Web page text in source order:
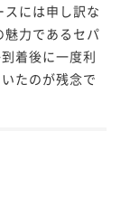
には申し訳な
力であるセパ
着後に一度利
たのが残念で